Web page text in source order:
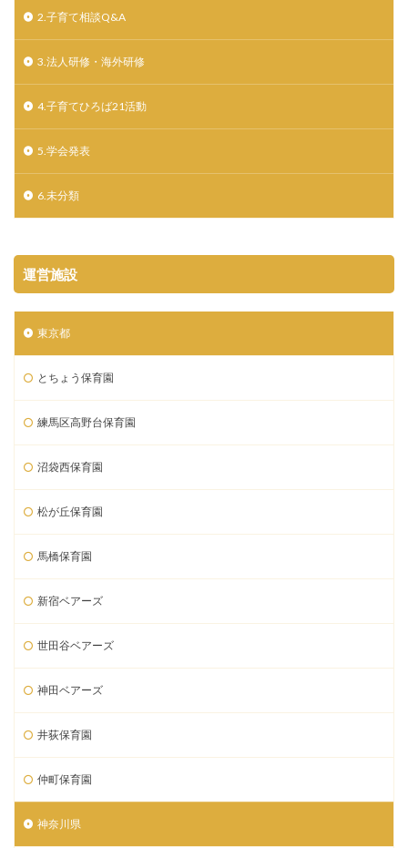
2.子育て相談Q&A
3.法人研修・海外研修
4.子育てひろば21活動
5.学会発表
6.未分類
運営施設
東京都
とちょう保育園
練馬区高野台保育園
沼袋西保育園
松が丘保育園
馬橋保育園
新宿ベアーズ
世田谷ベアーズ
神田ベアーズ
井荻保育園
仲町保育園
神奈川県